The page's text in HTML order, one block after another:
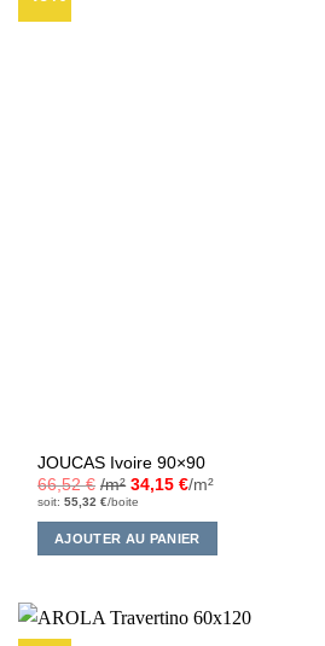
JOUCAS Ivoire 90×90
66,52€ /m² 34,15€/m²
soit:55,32€/boite
AJOUTER AU PANIER